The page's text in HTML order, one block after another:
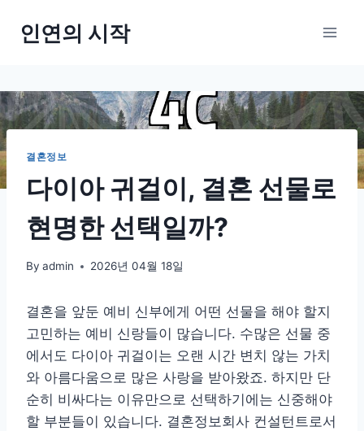
인연의 시작
결혼정보
다이아 귀걸이, 결혼 선물로
현명한 선택일까?
By admin 2026년 04월 18일
결혼을 앞둔 예비 신부에게 어떤 선물을 해야 할지
고민하는 예비 신랑들이 많습니다. 수많은 선물 중
에서도 다이아 귀걸이는 오랜 시간 변치 않는 가치
와 아름다움으로 많은 사랑을 받아왔죠. 하지만 단
순히 비싸다는 이유만으로 선택하기에는 신중해야
할 부분들이 있습니다. 결혼정보회사 컨설턴트로서